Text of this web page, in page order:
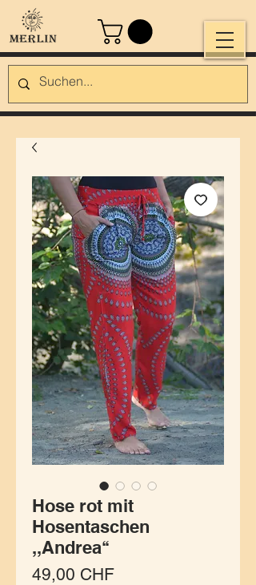
Hose rot mit
Hosentaschen
,,Andrea‘‘
49,00 CHFPreis